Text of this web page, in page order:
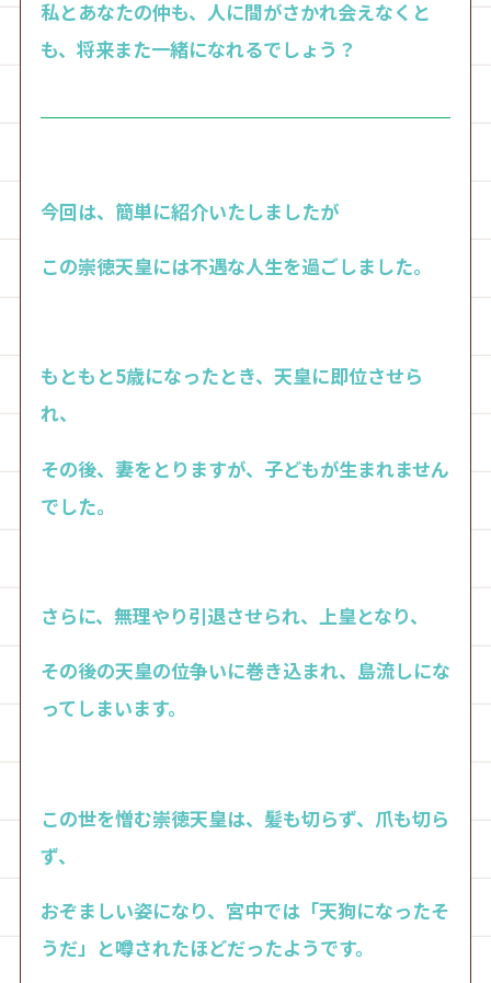
私とあなたの仲も、人に間がさかれ会えなくと
も、将来また一緒になれるでしょう？
今回は、簡単に紹介いたしましたが
この崇徳天皇には不遇な人生を過ごしました。
もともと5歳になったとき、天皇に即位させら
れ、
その後、妻をとりますが、子どもが生まれません
でした。
さらに、無理やり引退させられ、上皇となり、
その後の天皇の位争いに巻き込まれ、島流しにな
ってしまいます。
この世を憎む崇徳天皇は、髪も切らず、爪も切ら
ず、
おぞましい姿になり、宮中では「天狗になったそ
うだ」と噂されたほどだったようです。